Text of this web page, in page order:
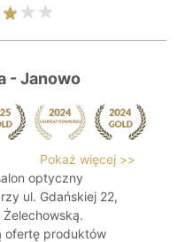
- Janowo
Pokaż więcej >>
optyczny
ul. Gdańskiej 22,
ofertę produktów